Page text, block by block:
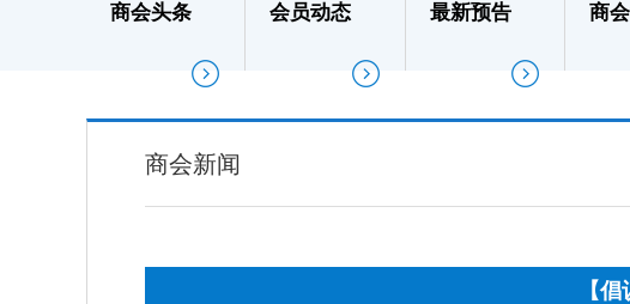
商会头条 会员动态 最新预告 商
商会新闻
【